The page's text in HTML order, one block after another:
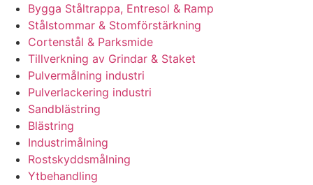
Bygga Ståltrappa, Entresol & Ramp
Stålstommar & Stomförstärkning
Cortenstål & Parksmide
Tillverkning av Grindar & Staket
Pulvermålning industri
Pulverlackering industri
Sandblästring
Blästring
Industrimålning
Rostskyddsmålning
Ytbehandling